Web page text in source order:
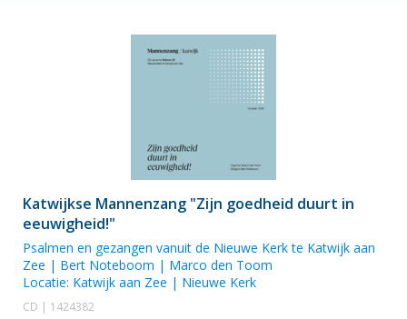
Katwijkse Mannenzang "Zijn goedheid duurt in
eeuwigheid!"
Psalmen en gezangen vanuit de Nieuwe Kerk te Katwijk aan
Zee | Bert Noteboom | Marco den Toom
Locatie: Katwijk aan Zee | Nieuwe Kerk
CD | 1424382